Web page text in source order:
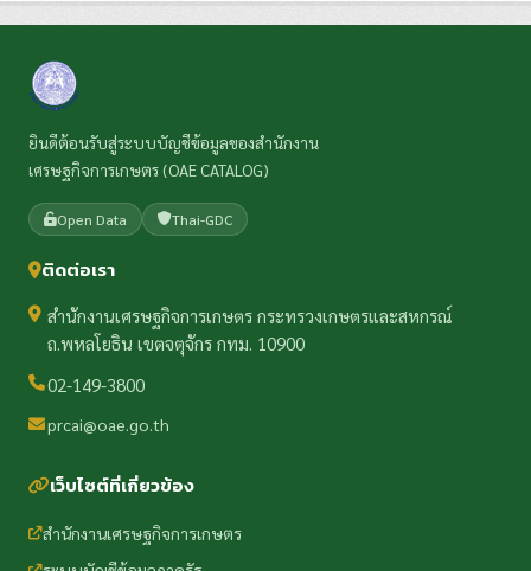
ยินดีต้อนรับสู่ระบบบัญชีข้อมูลของสำนักงาน
เศรษฐกิจการเกษตร (OAE CATALOG)
Open Data Thai-GDC
ติดต่อเรา
สำนักงานเศรษฐกิจการเกษตร กระทรวงเกษตรและสหกรณ์
ถ.พหลโยธิน เขตจตุจักร กทม. 10900
02-149-3800
prcai@oae.go.th
เว็บไซต์ที่เกี่ยวข้อง
สำนักงานเศรษฐกิจการเกษตร